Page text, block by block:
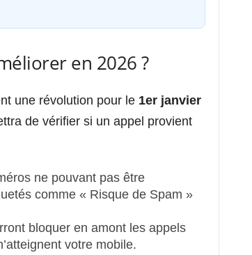
en 2026 ?
une révolution pour le 1er janvier
de vérifier si un appel provient
ne pouvant pas être
comme « Risque de Spam »
bloquer en amont les appels
votre mobile.